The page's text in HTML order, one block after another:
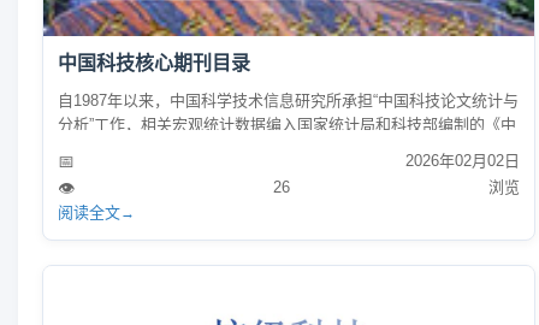
中国科技核心期刊目录
自1987年以来，中国科学技术信息研究所承担“中国科技论文统计与
分析”工作，相关宏观统计数据编入国家统计局和科技部编制的《中
国科技统计年鉴》，统计和分析研究成果被科技管理部门和学术界
广泛关注和应用。 ￼2025年中国科技论文统计与分析工作已经完
成，本年度中国科技论文统计报告于2025年10月30日发布。中国科
技核心期刊目录（2025年版）具体内容如下：​中国科技核心期刊目
录（2025年版科普卷）中国科技核心期刊目录（20...
📅 2026年02月02日
👁️ 26
浏览
阅读全文→